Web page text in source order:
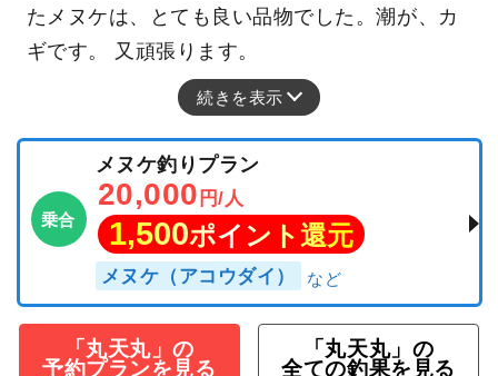
たメヌケは、とても良い品物でした。潮が、カ
ギです。 又頑張ります。
続きを表示
乗合
メヌケ釣りプラン
20,000 円/人
1,500ポイント還元
メヌケ（アコウダイ）
「丸天丸」の
予約プランを見る
「丸天丸」の
全ての釣果を見る